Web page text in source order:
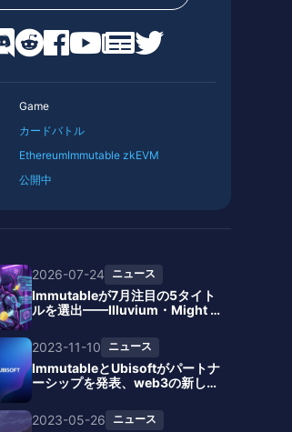
Game
カードバトル
EthereumImmutable zkEVM
公開中
2026-07-24 ニュース
Immutableが7月注目の5タイト
ルを選出——Illuvium・Might &
が3強を形成、TCG経済圏が202
6年GameFi復活を牽引
2023-11-10 ニュース
ImmutableとUbisoftがパートナ
ーシップを発表、web3の新しい
す
2023-05-26 ニュース